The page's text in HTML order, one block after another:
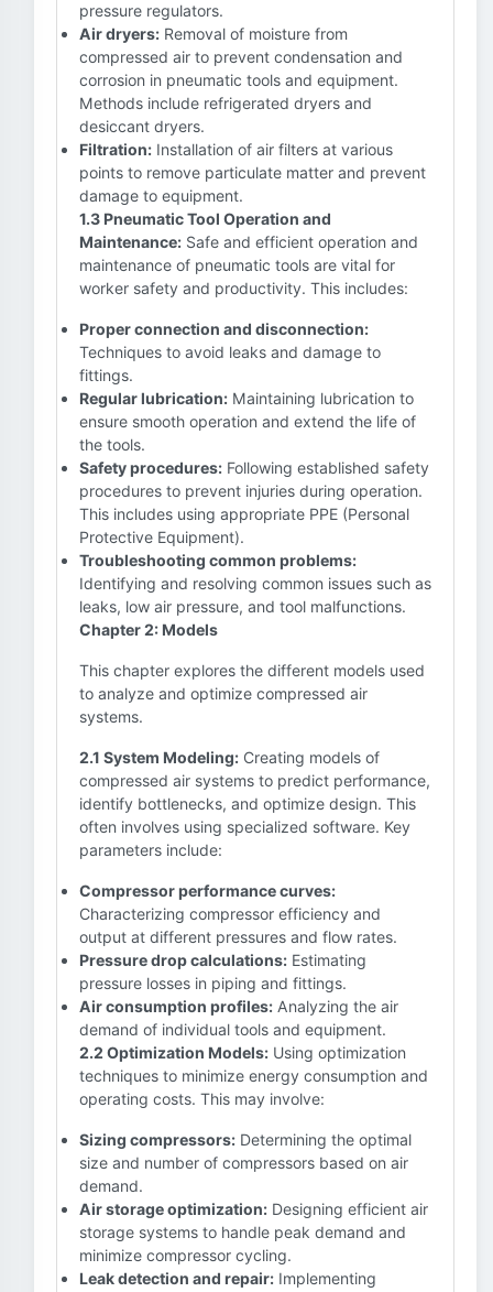
pressure regulators.
Air dryers: Removal of moisture from
compressed air to prevent condensation and
corrosion in pneumatic tools and equipment.
Methods include refrigerated dryers and
desiccant dryers.
Filtration: Installation of air filters at various
points to remove particulate matter and prevent
damage to equipment.
1.3 Pneumatic Tool Operation and
Maintenance: Safe and efficient operation and
maintenance of pneumatic tools are vital for
worker safety and productivity. This includes:
Proper connection and disconnection:
Techniques to avoid leaks and damage to
fittings.
Regular lubrication: Maintaining lubrication to
ensure smooth operation and extend the life of
the tools.
Safety procedures: Following established safety
procedures to prevent injuries during operation.
This includes using appropriate PPE (Personal
Protective Equipment).
Troubleshooting common problems:
Identifying and resolving common issues such as
leaks, low air pressure, and tool malfunctions.
Chapter 2: Models
This chapter explores the different models used
to analyze and optimize compressed air
systems.
2.1 System Modeling: Creating models of
compressed air systems to predict performance,
identify bottlenecks, and optimize design. This
often involves using specialized software. Key
parameters include:
Compressor performance curves:
Characterizing compressor efficiency and
output at different pressures and flow rates.
Pressure drop calculations: Estimating
pressure losses in piping and fittings.
Air consumption profiles: Analyzing the air
demand of individual tools and equipment.
2.2 Optimization Models: Using optimization
techniques to minimize energy consumption and
operating costs. This may involve:
Sizing compressors: Determining the optimal
size and number of compressors based on air
demand.
Air storage optimization: Designing efficient air
storage systems to handle peak demand and
minimize compressor cycling.
Leak detection and repair: Implementing